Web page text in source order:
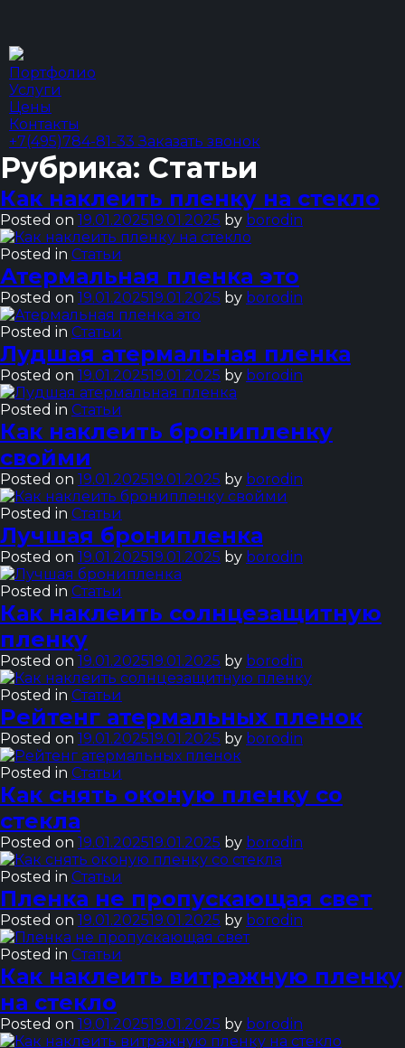
Портфолио
Услуги
Цены
Контакты
+7(495)784-81-33Заказать звонок
Рубрика: Статьи
Как наклеить пленку на стекло
Posted on 19.01.202519.01.2025 by borodin
Posted in Статьи
Атермальная пленка это
Posted on 19.01.202519.01.2025 by borodin
Posted in Статьи
Лудшая атермальная пленка
Posted on 19.01.202519.01.2025 by borodin
Posted in Статьи
Как наклеить бронипленку
свойми
Posted on 19.01.202519.01.2025 by borodin
Posted in Статьи
Лучшая бронипленка
Posted on 19.01.202519.01.2025 by borodin
Posted in Статьи
Как наклеить солнцезащитную
пленку
Posted on 19.01.202519.01.2025 by borodin
Posted in Статьи
Рейтенг атермальных пленок
Posted on 19.01.202519.01.2025 by borodin
Posted in Статьи
Как снять оконую пленку со
стекла
Posted on 19.01.202519.01.2025 by borodin
Posted in Статьи
Пленка не пропускающая свет
Posted on 19.01.202519.01.2025 by borodin
Posted in Статьи
Как наклеить витражную пленку
на стекло
Posted on 19.01.202519.01.2025 by borodin